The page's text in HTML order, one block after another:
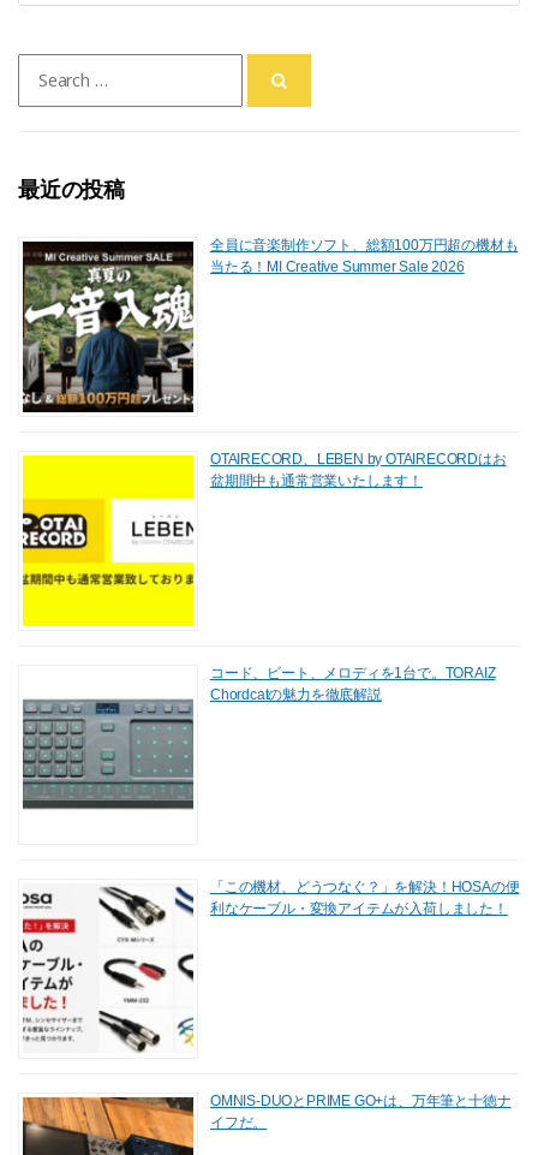
for:
最近の投稿
全員に音楽制作ソフト、総額100万円超の機材も
当たる！MI Creative Summer Sale 2026
OTAIRECORD、LEBEN by OTAIRECORDはお
盆期間中も通常営業いたします！
コード、ビート、メロディを1台で。TORAIZ
Chordcatの魅力を徹底解説
「この機材、どうつなぐ？」を解決！HOSAの便
利なケーブル・変換アイテムが入荷しました！
OMNIS-DUOとPRIME GO+は、万年筆と十徳ナ
イフだ。